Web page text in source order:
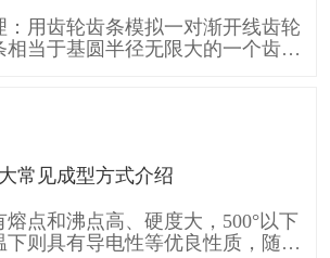
：用齿轮齿条模拟一对渐开线齿轮
相当于基圆半径无限大的一个齿
齿廓渐开线的运动是由刀具运动
合而成的。单纯的直线移动A和单
常见成型方式介绍
点和沸点高、硬度大，500°以下
下则具有导电性等优良性质，随着